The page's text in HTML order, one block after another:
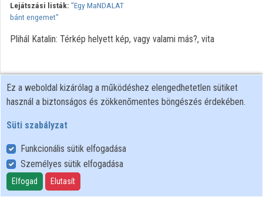
Lejátszási listák: "Egy MaNDALAT
bánt engemet"
Plihál Katalin: Térkép helyett kép, vagy valami más?, vita
Felhasználói szabályzat
Adatkezelési tájékoztató
Süti szabályzat
Ez a weboldal kizárólag a működéshez elengedhetetlen sütiket
használ a biztonságos és zökkenőmentes böngészés érdekében.
Süti szabályzat
Funkcionális sütik elfogadása
Személyes sütik elfogadása
Elfogad Elutasít